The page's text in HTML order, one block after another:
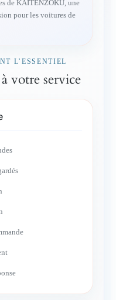
de KAITENZOKU, une
pour les voitures de
L’ESSENTIEL
votre service